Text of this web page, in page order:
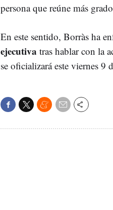
persona que reúne más
En este sentido, Borràs ha
ejecutiva tras hablar con la
se oficializará este viernes